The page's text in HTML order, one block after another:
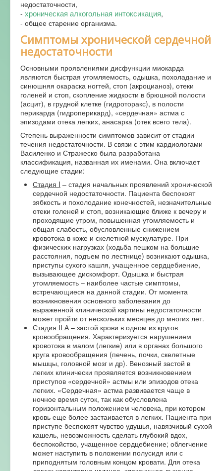
недостаточности,
- хроническая алкогольная интоксикация,
- общее старение организма.
Симптомы хронической сердечной
недостаточности
Основными проявлениями дисфункции миокарда
являются быстрая утомляемость, одышка, похоладание и
синюшняя окараска ногтей, стоп (акроцианоз), отеки
голеней и стоп, скопление жидкости в брюшной полости
(асцит), в грудной клетке (гидроторакс), в полости
перикарда (гидроперикард), «сердечная» астма с
эпизодами отека легких, анасарка (отек всего тела).
Степень выраженности симптомов зависит от стадии
течения недостаточности. В связи с этим кардиологами
Василенко и Стражеско была разработана
классификация, названная их именами. Она включает
следующие стадии:
Стадия I – стадия начальных проявлений хронической
сердечной недостаточности. Пациента беспокоят
зябкость и похолодание конечностей, незначительные
отеки голеней и стоп, возникающие ближе к вечеру и
проходящие утром, повышенная утомляемость и
общая слабость, обусловленные снижением
кровотока в коже и скелетной мускулатуре. При
физических нагрузках (ходьба пешком на большие
расстояния, подъем по лестнице) возникают одышка,
приступы сухого кашля, учащенное сердцебиение,
вызывающее дискомфорт. Одышка и быстрая
утомляемость – наиболее частые симптомы,
встречающиеся на данной стадии. От момента
возникновения основного заболевания до
выраженной клинической картины недостаточности
может пройти от нескольких месяцев до многих лет.
Стадия II А– застой крови в одном из кругов
кровообращения. Характеризуется нарушением
кровотока в малом (легкие) или в органах большого
круга кровообращения (печень, почки, скелетные
мышцы, головной мозг и др). Венозный застой в
легких клинически проявляется возникновением
приступов «сердечной» астмы или эпизодов отека
легких. «Сердечная» астма развивается чаще в
ночное время суток, так как обусловлена
горизонтальным положением человека, при котором
кровь еще более застаивается в легких. Пациента при
приступе беспокоят чувство удушья, навязчивый сухой
кашель, невозможность сделать глубокий вдох,
беспокойство, учащенное сердцебиение; облегчение
может наступить в положении полусидя или с
приподнятым головным концом кровати. Для отека